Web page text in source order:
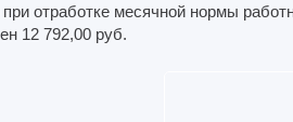
при отработке месячной нормы
12 792,00 руб.